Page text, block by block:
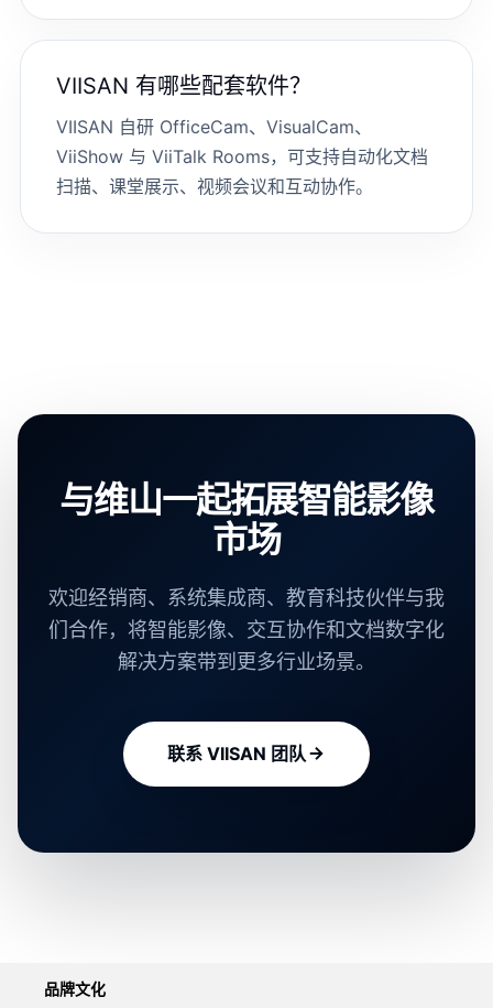
VIISAN 有哪些配套软件？
VIISAN 自研 OfficeCam、VisualCam、
ViiShow 与 ViiTalk Rooms，可支持自动化文档
扫描、课堂展示、视频会议和互动协作。
与维山一起拓展智能影像
市场
欢迎经销商、系统集成商、教育科技伙伴与我
们合作，将智能影像、交互协作和文档数字化
解决方案带到更多行业场景。
联系 VIISAN 团队
品牌文化